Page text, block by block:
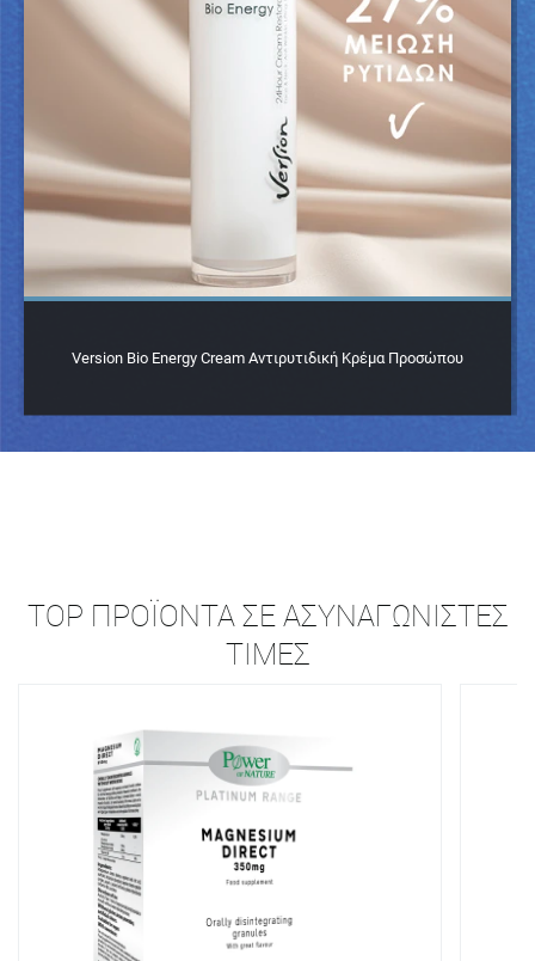
Version Bio Energy Cream Αντιρυτιδική Κρέμα Προσώπου
TOP ΠΡΟΪΌΝΤΑ ΣΕ ΑΣΥΝΑΓΏΝΙΣΤΕΣ
ΤΙΜΈΣ